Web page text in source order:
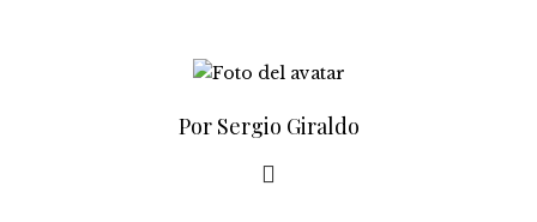
Por Sergio Giraldo